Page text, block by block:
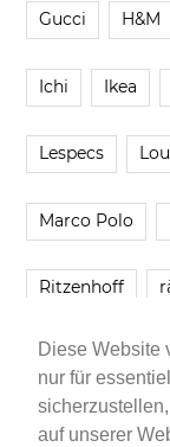
Diese Website
nur für
auf unserer
Gucci H&M
Ichi Ikea
Lespecs
Marco Polo
Ritzenhoff